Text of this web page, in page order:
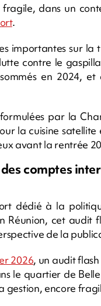
dans un
.
importantes sur la
contre le
en 2024,
par la
la cuisine
avant la rentrée
comptes
dédié à la
Réunion, cet audit
de la
2026, un audit
le quartier de
gestion, encore